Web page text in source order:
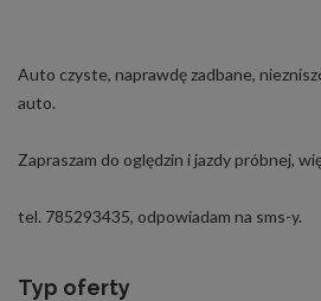
Auto czyste, naprawdę zadbane,
auto.
Zapraszam do oględzin i jazdy próbnej,
tel. 785293435, odpowiadam na sms-y.
Typ oferty